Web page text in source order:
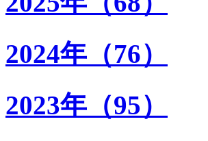
2024年（76）
2023年（95）